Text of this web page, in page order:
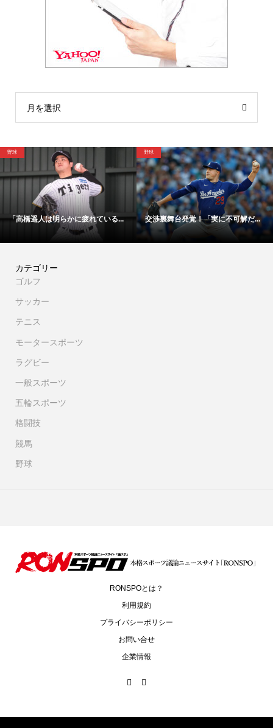
月を選択
サッカー
「48時間以内にサイン！」冨安健...
野球
【映像】大谷翔平が今永昇太から...
カテゴリー
ゴルフ
サッカー
テニス
モータースポーツ
ラグビー
一般スポーツ
五輪スポーツ
格闘技
競馬
野球
RONSPOとは？
利用規約
プライバシーポリシー
お問い合せ
企業情報